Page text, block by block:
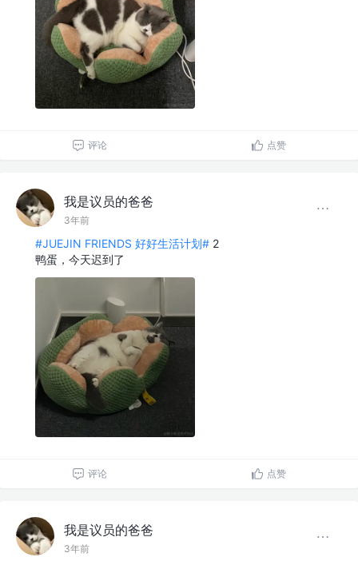
评论 点赞
我是议员的爸爸
3年前
#JUEJIN FRIENDS 好好生活计划# 2
鸭蛋，今天迟到了
评论 点赞
我是议员的爸爸
3年前